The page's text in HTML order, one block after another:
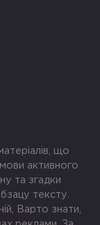
що
активного
та згадки
тексту.
Варто знати,